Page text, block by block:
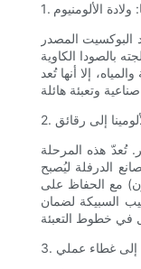
ولادة الألومنيوم
البوكسيت المصدر
بالصودا الكاوية
إلا أنها تُعد
إلى رقائق
تُعدّ هذه المرحلة
الدرفلة ليُصبح
مع الحفاظ على
السبيكة لضمان
إلى غطاء عملي